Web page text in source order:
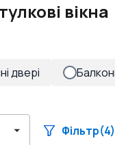
вікна
двері Балконні
Фільтр(4)